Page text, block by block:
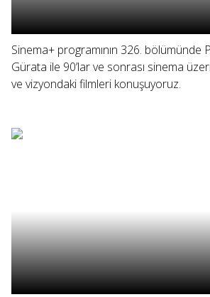
Sinema+ programının 326. bölümünde
Gürata ile 90’lar ve sonrası sinema
ve vizyondaki filmleri konuşuyoruz.